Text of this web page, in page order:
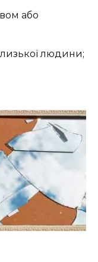
або
людини;